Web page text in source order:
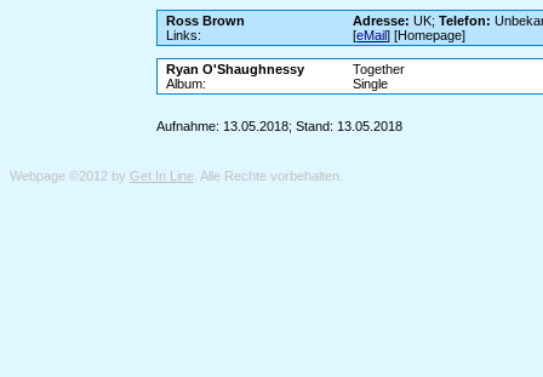
Ross Brown Adresse: UK;Telefon:
Links:
[eMail] [Homepage]
Ryan O'Shaughnessy
Together
Album:
Single
Aufnahme: 13.05.2018; Stand: 13.05.2018
Webpage ©2012 by Get In Line . Alle Rechte vorbehalten.